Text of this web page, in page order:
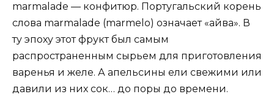
marmalade — конфитюр. Португальский корень
слова marmalade (marmelo) означает «айва». В
ту эпоху этот фрукт был самым
распространенным сырьем для приготовления
варенья и желе. А апельсины ели свежими или
давили из них сок… до поры до времени.